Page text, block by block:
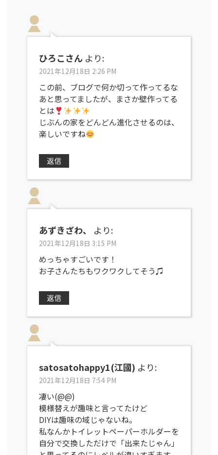
ひろこさん より:
2021年12月18日 2:26 PM
この前、ブログで何か切って作ってるな
あと思ってましたが、まさか壁作ってる
とは
じぶんの家をどんどん進化させるのは、
楽しいですね
返信
あずきざわ、 より:
2021年12月18日 3:15 PM
めっちゃすごいです！
お子さんたちもワクワクしてそう♫
返信
satosatohappy1(江國) より:
2021年12月18日 7:54 PM
凄い(@@)
模様替えが趣味と言ってたけど
DIYは趣味の域じゃないね。
私なんかトイレットペーパーホルダーを
自分で交換しただけで「出来たじゃん」